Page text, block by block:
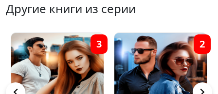
Другие книги из серии
3 2